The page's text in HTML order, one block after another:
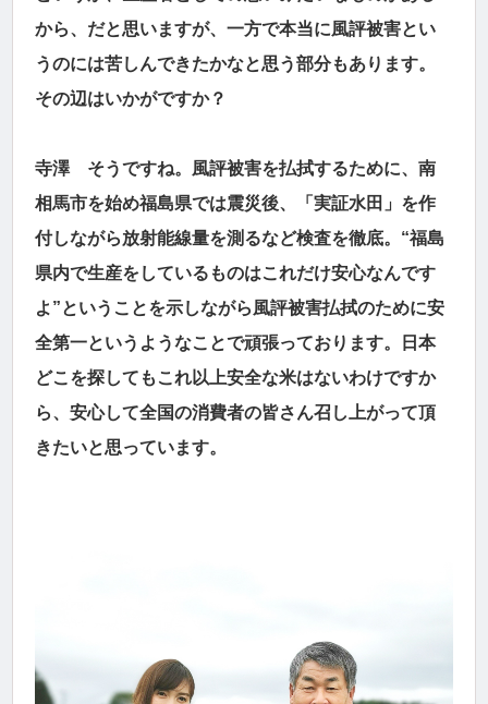
から、だと思いますが、一方で本当に風評被害とい
うのには苦しんできたかなと思う部分もあります。
その辺はいかがですか？
寺澤 そうですね。風評被害を払拭するために、南
相馬市を始め福島県では震災後、「実証水田」を作
付しながら放射能線量を測るなど検査を徹底。“福島
県内で生産をしているものはこれだけ安心なんです
よ”ということを示しながら風評被害払拭のために安
全第一というようなことで頑張っております。日本
どこを探してもこれ以上安全な米はないわけですか
ら、安心して全国の消費者の皆さん召し上がって頂
きたいと思っています。